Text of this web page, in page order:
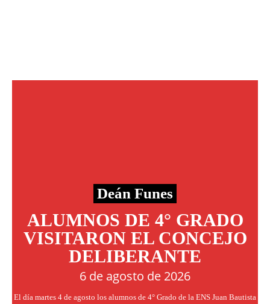
Deán Funes
ALUMNOS DE 4° GRADO
VISITARON EL CONCEJO
DELIBERANTE
6 de agosto de 2026
El día martes 4 de agosto los alumnos de 4° Grado de la ENS Juan Bautista